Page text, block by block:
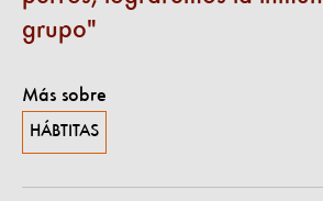
grupo
Más sobre
HÁBTITAS